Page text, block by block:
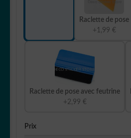
Raclette de pose
+1,99 €
Raclette de pose avec feutrine
+2,99 €
Prix